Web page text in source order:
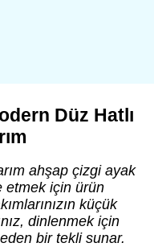
Düz Hatlı
ahşap çizgi ayak
etmek için ürün
küçük
dinlenmek için
bir tekli sunar.